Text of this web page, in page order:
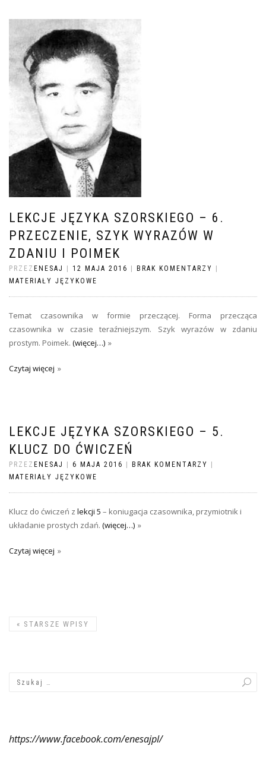
LEKCJE JĘZYKA SZORSKIEGO – 6.
PRZECZENIE, SZYK WYRAZÓW W
ZDANIU I POIMEK
PRZEZ ENESAJ 12 MAJA 2016 BRAK KOMENTARZY
MATERIAŁY JĘZYKOWE
Temat czasownika w formie przeczącej. Forma przecząca
czasownika w czasie teraźniejszym. Szyk wyrazów w zdaniu
prostym. Poimek. (więcej…)
Czytaj więcej
LEKCJE JĘZYKA SZORSKIEGO – 5.
KLUCZ DO ĆWICZEŃ
PRZEZ ENESAJ 6 MAJA 2016 BRAK KOMENTARZY
MATERIAŁY JĘZYKOWE
Klucz do ćwiczeń z lekcji 5 – koniugacja czasownika, przymiotnik i
układanie prostych zdań. (więcej…)
Czytaj więcej
« STARSZE WPISY
https://www.facebook.com/enesajpl/